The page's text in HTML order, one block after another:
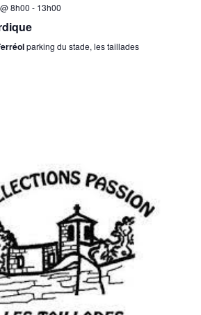
8h00 - 13h00
parking du stade, les taillades